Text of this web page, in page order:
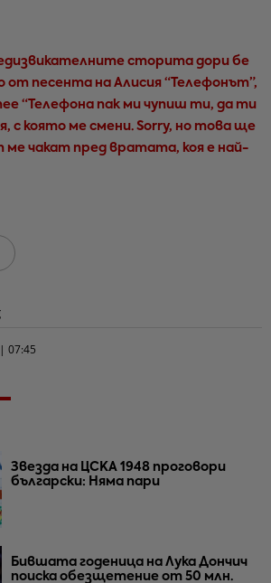
сторита дори бе
от песента на Алисия “Телефонът”,
“Телефона пак ми чупиш ти, да ти
с която ме смени. Sorry, но това ще
ме чакат пред вратата, коя е най-
07:45
Звезда на ЦСКА 1948 проговори
български: Няма пари
Бившата годеница на Лука Дончич
поиска обезщетение от 50 млн.